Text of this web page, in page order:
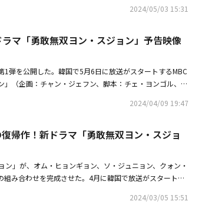
ドラマや映画をはじめ、様々な分野で愛されている俳優
メントと9atoエンタテインメントの共同オーディション
投稿をInstagramで見る 935&9a
稿
同作は、現代版巨匠イム・サンオクになりたいタフな女
な恋愛復讐劇だ。・オム・ヒョンギョン主演の新ドラマ
を公開・オム・ヒョンギョン、出産後の復帰作！新ドラ
ップ公開
2024/05/03 15:31
マ「勇敢無双ヨン・スジョン」予告映像
1弾を公開した。韓国で5月6日に放送がスタートするMBC
（企画：チャン・ジェフン、脚本：チェ・ヨンゴル、演
ン）と、彼女に運命を託した粘り強くてケチな男性ヨ・ウ
ン・ファウン（チュ・ウジン役）が劇中、愛と血縁で絡
を生み出す予定だ。公開された予告映像は、リング上で
ら始まる。片手にはゴム手袋をはめ、もう片方の手には
していたヨン・スジョンは、素早くチェ・ヘラの両頬を
ほど速いヨン・スジョンの攻撃が続くと、これを見守っ
スジョン」と彼女を応援した。ヨ・ウィジュの応援に支
2024/04/09 19:47
帰作！新ドラマ「勇敢無双ヨン・スジョ
」が、オム・ヒョンギョン、ソ・ジュニョン、クォン・
み合わせを完成させた。4月に韓国で放送がスタートす
：MBC C＆I）は、現代版巨匠イム・サンオクになりた
2024/03/05 15:51